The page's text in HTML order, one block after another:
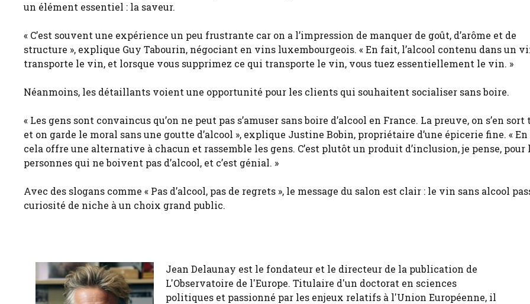
un élément essentiel : la saveur.
« C’est souvent une expérience un peu frustrante car on a l’impression de manquer de goût, d’arôme et de
structure », explique Guy Tabourin, négociant en vins luxembourgeois. « En fait, l’alcool contenu dans un
transporte le vin, et lorsque vous supprimez ce qui transporte le vin, vous tuez essentiellement le vin. »
Néanmoins, les détaillants voient une opportunité pour les clients qui souhaitent socialiser sans boire.
« Les gens sont convaincus qu’on ne peut pas s’amuser sans boire d’alcool en France. La preuve, on s’en
et on garde le moral sans une goutte d’alcool », explique Justine Bobin, propriétaire d’une épicerie fine. « En
cela offre une alternative à chacun et rassemble les gens. C’est plutôt un produit d’inclusion, je pense, pour
personnes qui ne boivent pas d’alcool, et c’est génial. »
Avec des slogans comme « Pas d’alcool, pas de regrets », le message du salon est clair : le vin sans alcool
curiosité de niche à un choix grand public.
Jean Delaunay est le fondateur et le directeur de la publication de
L'Observatoire de l'Europe. Titulaire d'un doctorat en sciences
politiques et passionné par les enjeux relatifs à l'Union Européenne, il